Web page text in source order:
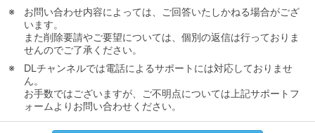
お問い合わせ内容によっては、ご回答いたしかねる場合がござ
います。
また削除要請やご要望については、個別の返信は行っておりま
せんのでご了承ください。
DLチャンネルでは電話によるサポートには対応しておりませ
ん。
お手数ではございますが、ご不明点については上記サポートフ
ォームよりお問い合わせください。